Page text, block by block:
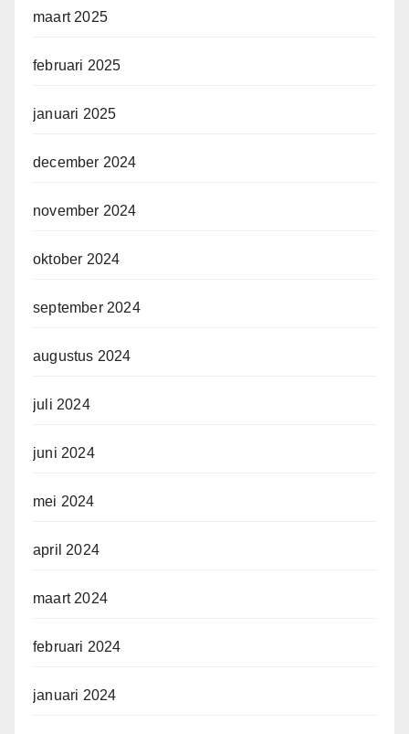
maart 2025
februari 2025
januari 2025
december 2024
november 2024
oktober 2024
september 2024
augustus 2024
juli 2024
juni 2024
mei 2024
april 2024
maart 2024
februari 2024
januari 2024